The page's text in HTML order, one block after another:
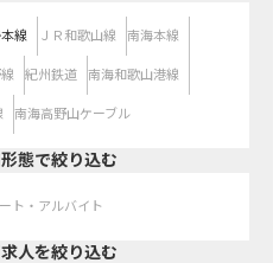
線 ＪＲ和歌山線 南海本線
紀州鉄道 南海和歌山港線
南海高野山ケーブル
態で絞り込む
ト・アルバイト
人を絞り込む